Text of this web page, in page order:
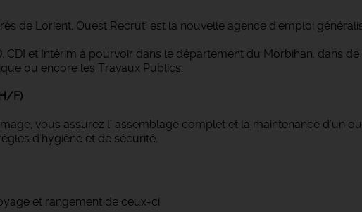
de Lorient, Ouest Recrut' est la nouvelle agence d'emploi
CDI et Intérim à pourvoir dans le département du Morbihan, dans
ou encore les Travaux Publics.
F)
vous assurez l' assemblage complet et la maintenance d'un
d'hygiène et de sécurité.
et rangement de ceux-ci